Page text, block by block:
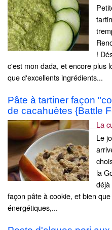
!
c'est mon dada, et encore plus
que d'excellents ingrédients...
Pâte à tartiner façon
de cacahuètes {Battle
La
Le
la
déjà
façon pâte à cookie, et bien
énergétiques,...